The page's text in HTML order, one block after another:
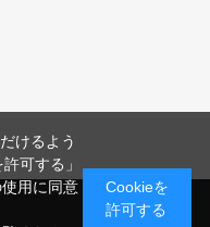
けるよう
可する」
用に同意
Cookieを
許可する